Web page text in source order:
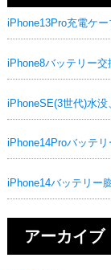
iPhone8バッテリー交
iPhoneSE(3世代)水没
iPhone14Proバッテ
iPhone14バッテリー
アーカイブ